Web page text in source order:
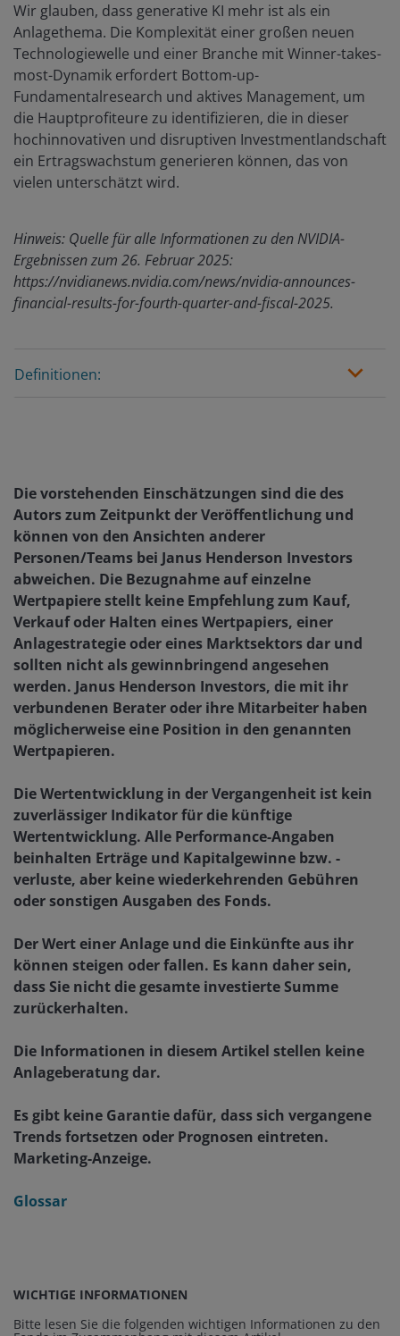
Wir glauben, dass generative KI mehr ist als ein
Anlagethema. Die Komplexität einer großen neuen
Technologiewelle und einer Branche mit Winner-takes-
most-Dynamik erfordert Bottom-up-
Fundamentalresearch und aktives Management, um
die Hauptprofiteure zu identifizieren, die in dieser
hochinnovativen und disruptiven Investmentlandschaft
ein Ertragswachstum generieren können, das von
vielen unterschätzt wird.
Hinweis: Quelle für alle Informationen zu den NVIDIA-
Ergebnissen zum 26. Februar 2025:
https://nvidianews.nvidia.com/news/nvidia-announces-
financial-results-for-fourth-quarter-and-fiscal-2025.
Definitionen:
Die vorstehenden Einschätzungen sind die des
Autors zum Zeitpunkt der Veröffentlichung und
können von den Ansichten anderer
Personen/Teams bei Janus Henderson Investors
abweichen. Die Bezugnahme auf einzelne
Wertpapiere stellt keine Empfehlung zum Kauf,
Verkauf oder Halten eines Wertpapiers, einer
Anlagestrategie oder eines Marktsektors dar und
sollten nicht als gewinnbringend angesehen
werden. Janus Henderson Investors, die mit ihr
verbundenen Berater oder ihre Mitarbeiter haben
möglicherweise eine Position in den genannten
Wertpapieren.
Die Wertentwicklung in der Vergangenheit ist kein
zuverlässiger Indikator für die künftige
Wertentwicklung. Alle Performance-Angaben
beinhalten Erträge und Kapitalgewinne bzw. -
verluste, aber keine wiederkehrenden Gebühren
oder sonstigen Ausgaben des Fonds.
Der Wert einer Anlage und die Einkünfte aus ihr
können steigen oder fallen. Es kann daher sein,
dass Sie nicht die gesamte investierte Summe
zurückerhalten.
Die Informationen in diesem Artikel stellen keine
Anlageberatung dar.
Es gibt keine Garantie dafür, dass sich vergangene
Trends fortsetzen oder Prognosen eintreten.
Marketing-Anzeige.
Glossar
WICHTIGE INFORMATIONEN
Bitte lesen Sie die folgenden wichtigen Informationen zu den